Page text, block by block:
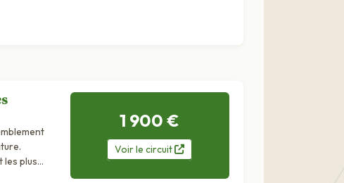
les plus
1 900 €
Voirle circuit